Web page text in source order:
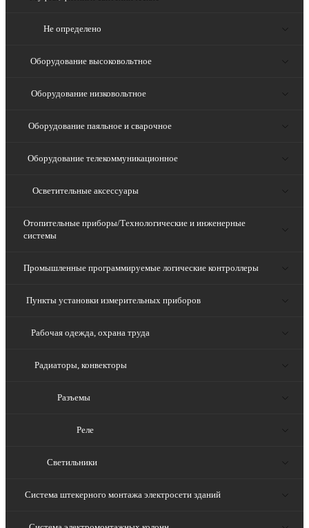
Не определено
Оборудование высоковольтное
Оборудование низковольтное
Оборудование паяльное и сварочное
Оборудование телекоммуникационное
Осветительные аксессуары
Отопительные приборы/Технологические и инженерные
системы
Промышленные программируемые логические контроллеры
Пункты установки измерительных приборов
Рабочая одежда, охрана труда
Радиаторы, конвекторы
Разъемы
Реле
Светильники
Система штекерного монтажа электросети зданий